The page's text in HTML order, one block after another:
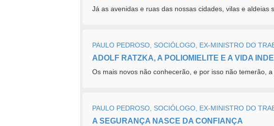
Já as avenidas e ruas das nossas cidades, vilas e aldeias
PAULO PEDROSO, SOCIÓLOGO, EX-MINISTRO DO
ADOLF RATZKA, A POLIOMIELITE E A VIDA
Os mais novos não conhecerão, e por isso não temerão,
PAULO PEDROSO, SOCIÓLOGO, EX-MINISTRO DO
A SEGURANÇA NASCE DA CONFIANÇA